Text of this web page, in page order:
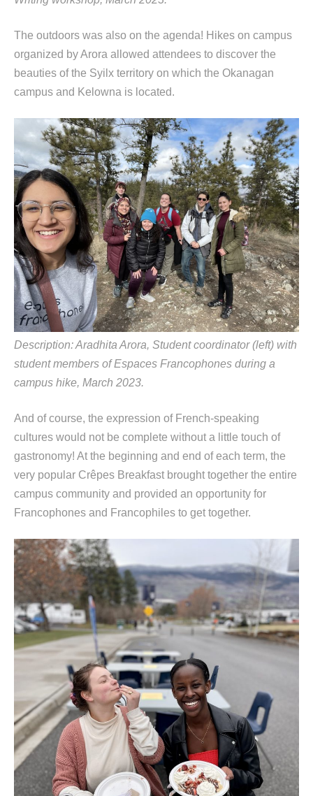
The outdoors was also on the agenda! Hikes on campus
organized byArora allowed attendees to discover the
beauties of the Syilx territory on which the Okanagan
campus and Kelowna is located.
Description:Aradhita Arora, Student coordinator (left) with
student members ofEspaces Francophones during a
campus hike, March 2023.
And of course, the expression of French-speaking
cultures would not be complete without a little touch of
gastronomy! At the beginning and end of each term, the
very popular Crêpes Breakfast brought together the entire
campus community and provided an opportunity for
Francophones and Francophiles to get together.